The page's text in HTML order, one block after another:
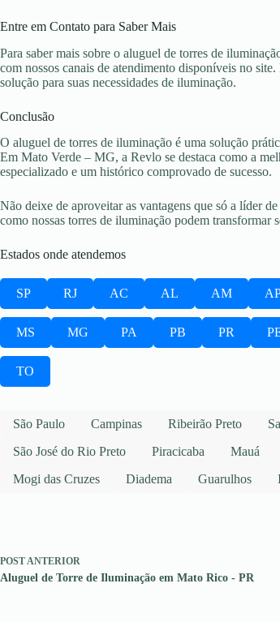
Entre em Contato para Saber Mais
Para saber mais sobre o aluguel de torres de
com nossos canais de atendimento disponíveis no
solução para suas necessidades de iluminação.
Conclusão
O aluguel de torres de iluminação é uma solução
Em Mato Verde – MG, a Revlo se destaca como a
especializado e um histórico comprovado de sucesso.
Não deixe de aproveitar as vantagens que só a líder
como nossas torres de iluminação podem transformar
Estados onde atendemos
SP RJ AC AL AM
MS MG PA PB PR
TO
São Paulo Campinas Ribeirão Preto
São José do Rio Preto
Piracicaba Mauá
Mogi das Cruzes
Diadema Guarulhos
POSTANTERIOR
Aluguel de Torre de Iluminação em Mato Rico - PR